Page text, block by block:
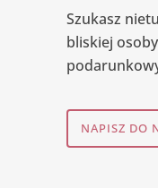
Szukasz
bliskiej
NAPISZ DO